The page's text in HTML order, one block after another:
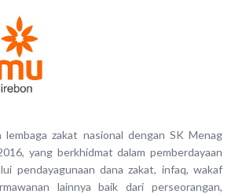
lembaga zakat nasional dengan SK Menag
yang berkhidmat dalam pemberdayaan
pendayagunaan dana zakat, infaq, wakaf
lainnya baik dari perseorangan,